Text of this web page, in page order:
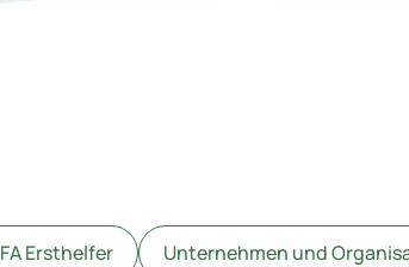
Ersthelfer Unternehmen und